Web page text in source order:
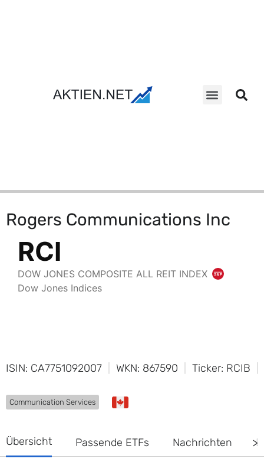
Rogers Communications Inc
ISIN: CA7751092007 WKN: 867590 Ticker: RCIB
Communication Services
Übersicht Passende ETFs Nachrichten